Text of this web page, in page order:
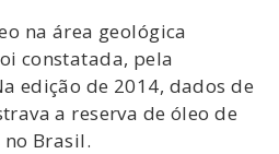
na área geológica
constatada, pela
edição de 2014, dados de
a reserva de óleo de
Brasil.